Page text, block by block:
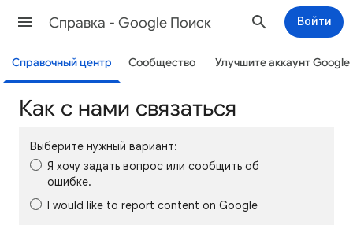
Cправка - Google Поиск Войти
Справочный центр Сообщество Улучшите аккаунт Google
Как с нами связаться
Выберите нужный вариант:
Я хочу задать вопрос или сообщить об
ошибке.
I would like to report content on Google